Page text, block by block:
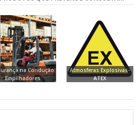
na Condução
Empilhadores
Atmosferas Explosivas-
ATEX